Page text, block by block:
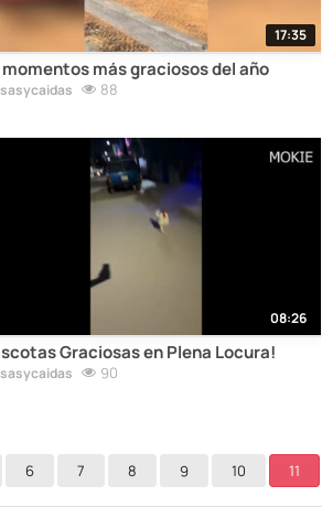
17:35
momentos más graciosos del año
88
08:26
Graciosas en Plena Locura!
90
6 7 8 9 10 11